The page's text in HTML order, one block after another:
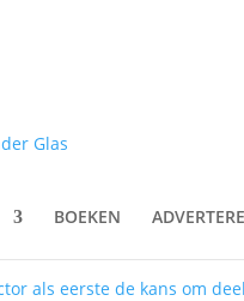
BOEKEN